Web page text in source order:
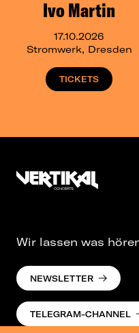
Ivo Martin
17.10.2026
Stromwerk, Dresden
TICKETS
Wir lassen was
NEWSLETTER
TELEGRAM-CHANNEL